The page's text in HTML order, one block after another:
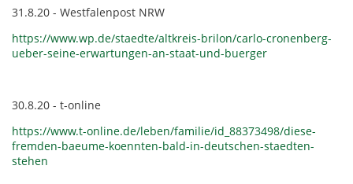
31.8.20 - Westfalenpost NRW
https://www.wp.de/staedte/altkreis-brilon/carlo-cronenberg-
ueber-seine-erwartungen-an-staat-und-buerger
30.8.20 - t-online
https://www.t-online.de/leben/familie/id_88373498/diese-
fremden-baeume-koennten-bald-in-deutschen-staedten-
stehen